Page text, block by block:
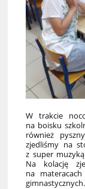
W trakcie
na boisku
również
zjedliśmy na
z super
Na kolację
na